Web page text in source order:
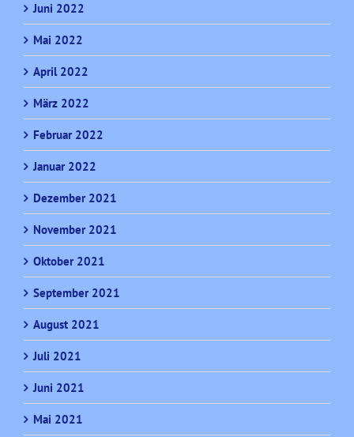
Juni 2022
Mai 2022
April 2022
März 2022
Februar 2022
Januar 2022
Dezember 2021
November 2021
Oktober 2021
September 2021
August 2021
Juli 2021
Juni 2021
Mai 2021